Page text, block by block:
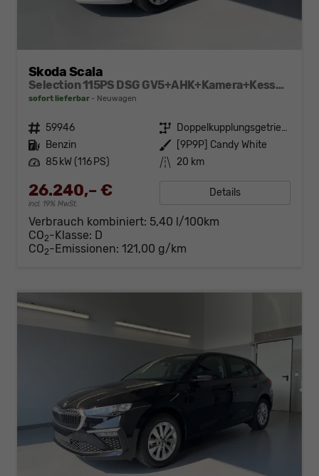
Skoda Scala
Selection 115PS DSG GV5+AHK+Kamera+Kessy+PDC+Sitzheiz+Alu16+Climatronic
sofort lieferbar Neuwagen
Fahrzeugnr. 59946 Getriebe
Doppelkupplungsgetriebe (DSG)
Kraftstoff Benzin Außenfarbe
[9P9P] Candy White
Leistung 85 kW (116 PS) Kilometerstand 20 km
26.240,– €
incl. 19% MwSt.
Details
Verbrauch kombiniert: 5,40 l/100km
CO2-Klasse: D
CO2-Emissionen: 121,00 g/km